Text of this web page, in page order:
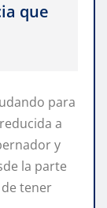
que
para
a
y
la parte
tener